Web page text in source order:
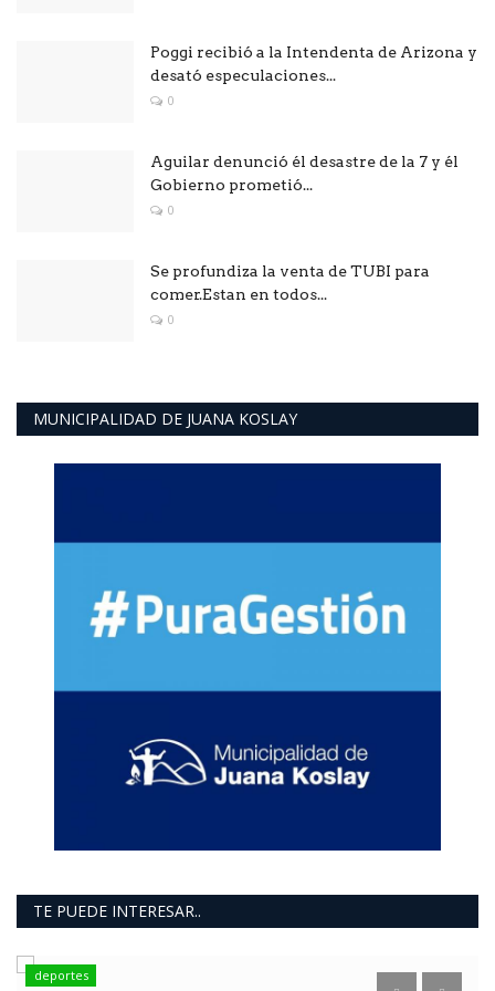
Poggi recibió a la Intendenta de Arizona y
desató especulaciones...
0
Aguilar denunció él desastre de la 7 y él
Gobierno prometió...
0
Se profundiza la venta de TUBI para
comer.Estan en todos...
0
MUNICIPALIDAD DE JUANA KOSLAY
TE PUEDE INTERESAR..
deportes